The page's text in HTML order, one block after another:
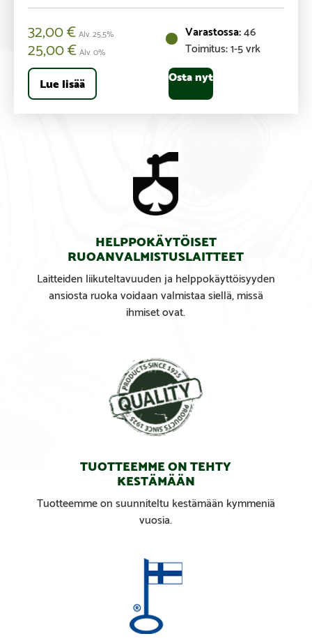
46
Toimitus: 1-5 vrk
32,00€Alv. 25,5%
25,00€Alv. 0%
Lue lisää Osta nyt
HELPPOKÄYTÖISET
RUOAN­VALMISTUSLAITTEET
Laitteiden liikuteltavuuden ja helppokäyttöisyyden
ansiosta ruoka voidaan valmistaa siellä, missä
ihmiset ovat.
TUOTTEEMME ON TEHTY
KESTÄMÄÄN
Tuotteemme on suunniteltu kestämään kymmeniä
vuosia.